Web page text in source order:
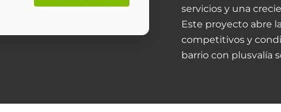
servicios y una
Este proyecto abre
competitivos y
barrio con plusvalía